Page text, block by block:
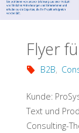
Flyer
B2B,
Kunde:
Text und
Consulting-